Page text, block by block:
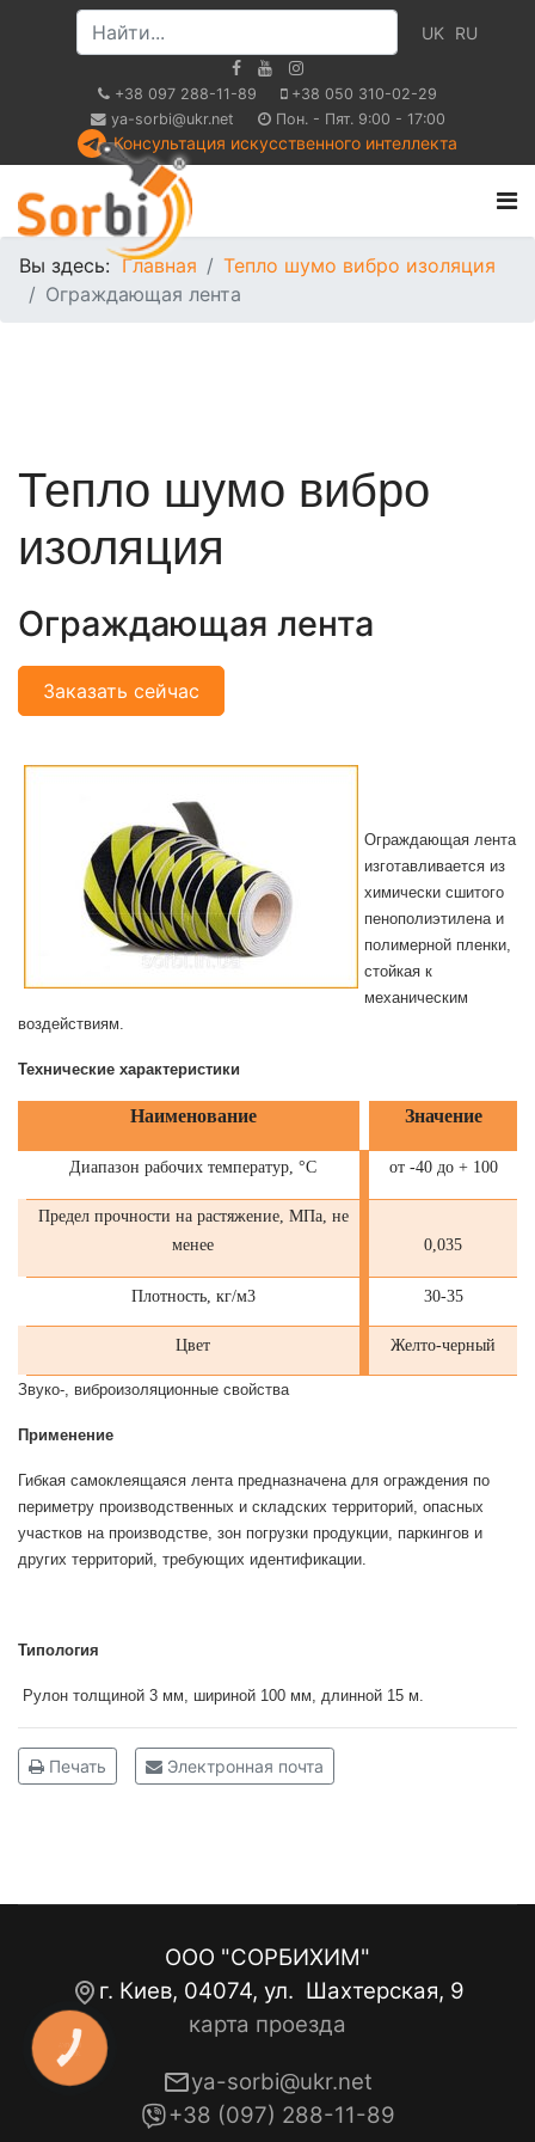
UK RU
+38 097 288-11-89
+38 050 310-02-29
ya-sorbi@ukr.net
Пон. - Пят. 9:00 - 17:00
Консультация искусственного интеллекта
Вы здесь:Главная
Тепло шумо вибро изоляция
Ограждающая лента
Тепло шумо вибро
изоляция
Ограждающая лента
Заказать сейчас
Ограждающая лента
изготавливается из
химически сшитого
пенополиэтилена и
полимерной пленки,
стойкая к
механическим
воздействиям.
Технические характеристики
Наименование Значение
Диапазон рабочих температур, °С от -40 до + 100
Предел прочности на растяжение, МПа, не
менее
0,035
Плотность, кг/м3 30-35
Цвет Желто-черный
Звуко-, виброизоляционные свойства
Применение
Гибкая самоклеящаяся лента предназначена для ограждения по
периметру производственных и складских территорий, опасных
участков на производстве, зон погрузки продукции, паркингов и
других территорий, требующих идентификации.
Типология
Рулон толщиной 3 мм, шириной 100 мм, длинной 15 м.
Печать Электронная почта
ООО "СОРБИХИМ"
г. Киев, 04074, ул. Шахтерская, 9
карта проезда
ya-sorbi@ukr.net
+38 (097) 288-11-89
КНОПКА
ЗВ'ЯЗКУ